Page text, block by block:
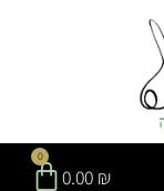
0.00 ₪
0